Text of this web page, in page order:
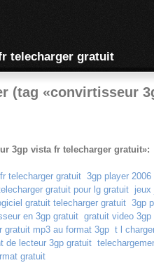
telecharger gratuit
(tag «convirtisseur
3gp vista fr telecharger gratuit»:
telecharger gratuit 3gp player
gratuit pour lg gratuit jeux
gratuit telecharger gratuit 3gp
en 3gp gratuit gratuit video 3gp
gratuit mp3 au format 3gp t l
de lecteur 3gp gratuit
gratuit